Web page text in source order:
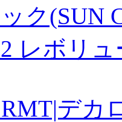
ク(SUN
レボリ
デカ